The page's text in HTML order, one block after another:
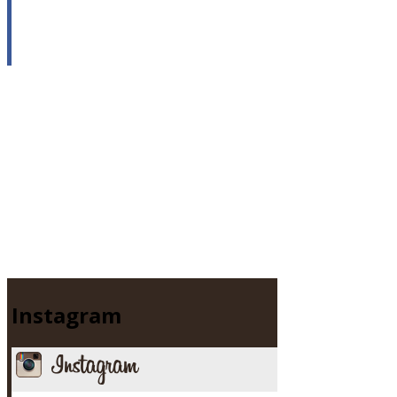
Instagram